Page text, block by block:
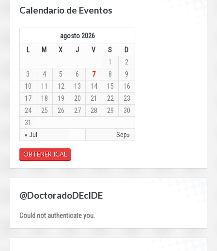
Calendario de Eventos
agosto 2026
L
M X J V S D
« Jul Sep»
1
2
3
4 5 6 7 8
9
10
11 12 13 14 15
16
17
18 19 20 21 22
23
24
25 26 27 28 29
30
31
OBTENER ICAL
@DoctoradoDEcIDE
Could not authenticate you.